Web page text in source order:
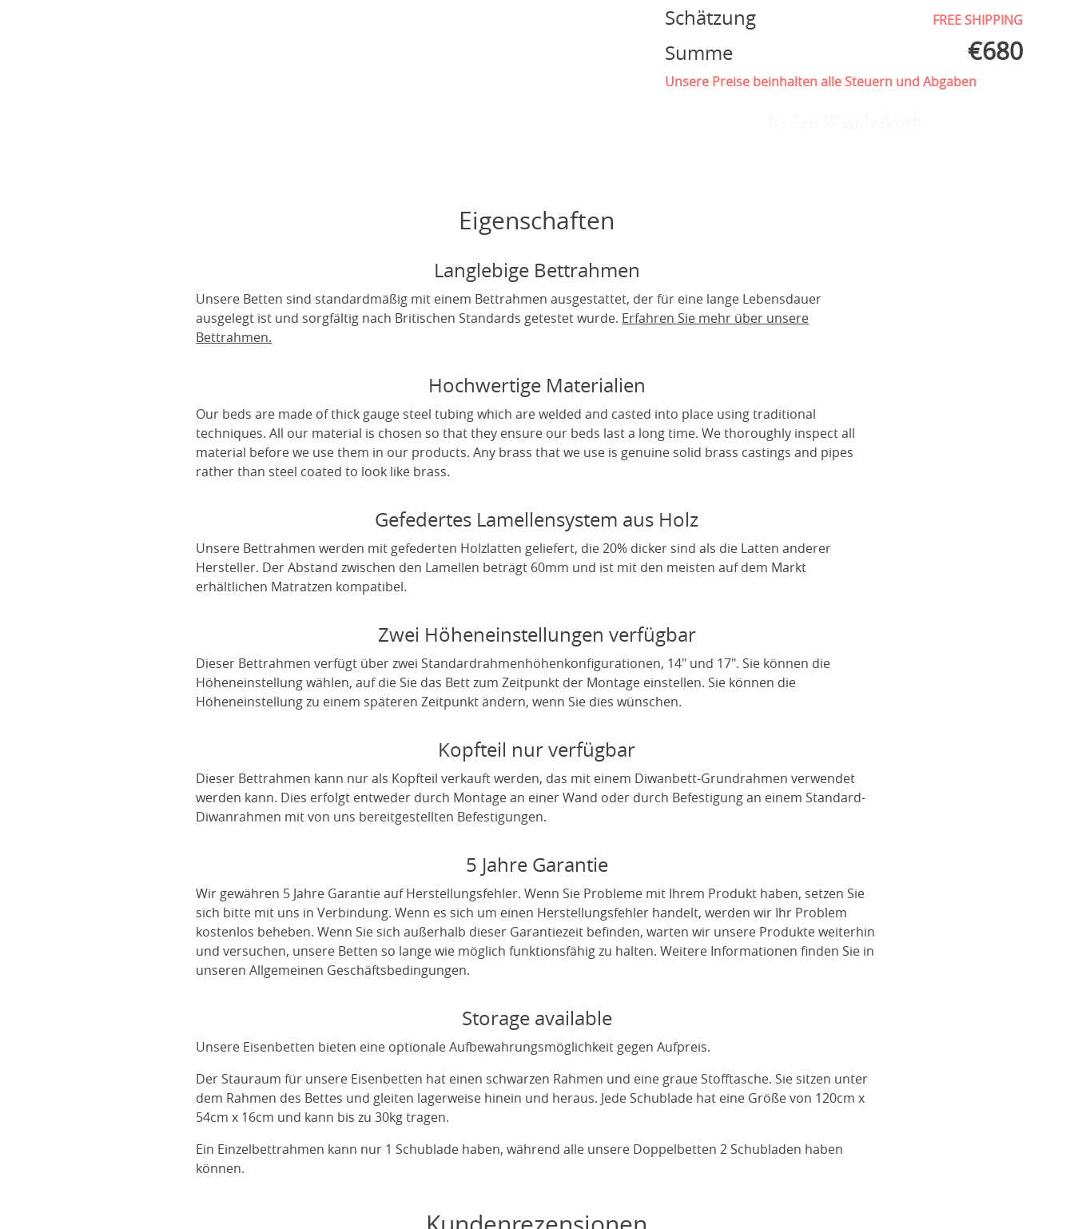
Schätzung FREE SHIPPING
Summe €680
Unsere Preise beinhalten alle Steuern und Abgaben
Eigenschaften
Langlebige Bettrahmen
Unsere Betten sind standardmäßig mit einem Bettrahmen ausgestattet, der für eine lange Lebensdauer
ausgelegt ist und sorgfältig nach Britischen Standards getestet wurde. Erfahren Sie mehr über unsere
Bettrahmen.
Hochwertige Materialien
Our beds are made of thick gauge steel tubing which are welded and casted into place using traditional
techniques. All our material is chosen so that they ensure our beds last a long time. We thoroughly inspect all
material before we use them in our products. Any brass that we use is genuine solid brass castings and pipes
rather than steel coated to look like brass.
Gefedertes Lamellensystem aus Holz
Unsere Bettrahmen werden mit gefederten Holzlatten geliefert, die 20% dicker sind als die Latten anderer
Hersteller. Der Abstand zwischen den Lamellen beträgt 60mm und ist mit den meisten auf dem Markt
erhältlichen Matratzen kompatibel.
Zwei Höheneinstellungen verfügbar
Dieser Bettrahmen verfügt über zwei Standardrahmenhöhenkonfigurationen, 14" und 17". Sie können die
Höheneinstellung wählen, auf die Sie das Bett zum Zeitpunkt der Montage einstellen. Sie können die
Höheneinstellung zu einem späteren Zeitpunkt ändern, wenn Sie dies wünschen.
Kopfteil nur verfügbar
Dieser Bettrahmen kann nur als Kopfteil verkauft werden, das mit einem Diwanbett-Grundrahmen verwendet
werden kann. Dies erfolgt entweder durch Montage an einer Wand oder durch Befestigung an einem Standard-
Diwanrahmen mit von uns bereitgestellten Befestigungen.
5 Jahre Garantie
Wir gewähren 5 Jahre Garantie auf Herstellungsfehler. Wenn Sie Probleme mit Ihrem Produkt haben, setzen Sie
sich bitte mit uns in Verbindung. Wenn es sich um einen Herstellungsfehler handelt, werden wir Ihr Problem
kostenlos beheben. Wenn Sie sich außerhalb dieser Garantiezeit befinden, warten wir unsere Produkte weiterhin
und versuchen, unsere Betten so lange wie möglich funktionsfähig zu halten. Weitere Informationen finden Sie in
unseren Allgemeinen Geschäftsbedingungen.
Storage available
Unsere Eisenbetten bieten eine optionale Aufbewahrungsmöglichkeit gegen Aufpreis.
Der Stauraum für unsere Eisenbetten hat einen schwarzen Rahmen und eine graue Stofftasche. Sie sitzen unter
dem Rahmen des Bettes und gleiten lagerweise hinein und heraus. Jede Schublade hat eine Größe von 120cm x
54cm x 16cm und kann bis zu 30kg tragen.
Ein Einzelbettrahmen kann nur 1 Schublade haben, während alle unsere Doppelbetten 2 Schubladen haben
können.